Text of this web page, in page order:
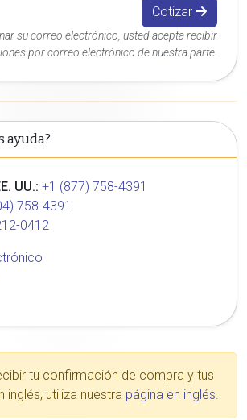
Cotizar
su correo electrónico, usted acepta recibir
por correo electrónico de nuestra parte.
ayuda?
UU.: +1 (877) 758-4391
758-4391
0412
tu confirmación de compra y tus
inglés, utiliza nuestra página en inglés.